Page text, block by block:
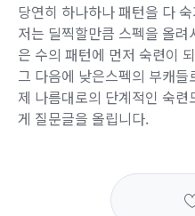
당연히 하나하나 패턴을 다
저는 딜찍할만큼 스펙을 올
은 수의 패턴에 먼저 숙련이
그 다음에 낮은스펙의 부캐
제 나름대로의 단계적인 숙
게 질문글을 올립니다.